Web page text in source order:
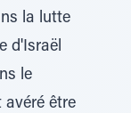
la lutte
d'Israël
le
avéré être